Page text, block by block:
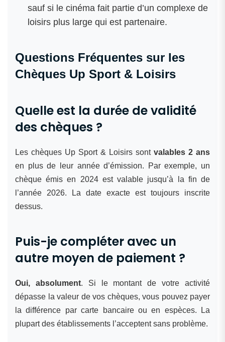
sauf si le cinéma fait partie d’un complexe de
loisirs plus large qui est partenaire.
Questions Fréquentes sur les
Chèques Up Sport & Loisirs
Quelle est la durée de validité
des chèques ?
Les chèques Up Sport & Loisirs sont valables 2 ans
en plus de leur année d’émission. Par exemple, un
chèque émis en 2024 est valable jusqu’à la fin de
l’année 2026. La date exacte est toujours inscrite
dessus.
Puis-je compléter avec un
autre moyen de paiement ?
Oui, absolument. Si le montant de votre activité
dépasse la valeur de vos chèques, vous pouvez payer
la différence par carte bancaire ou en espèces. La
plupart des établissements l’acceptent sans problème.